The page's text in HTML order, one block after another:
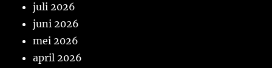
juli 2026
juni 2026
mei 2026
april 2026